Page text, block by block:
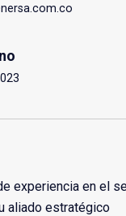
experiencia en el
aliado estratégico